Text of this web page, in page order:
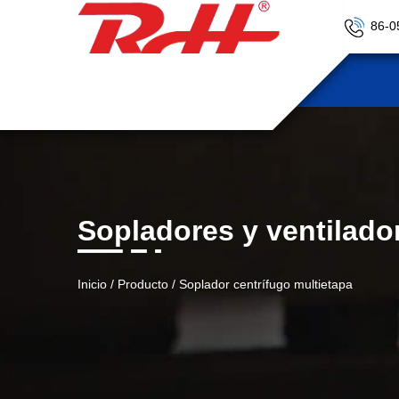
86-
Sopladores y
Inicio / Producto / Soplador centrífugo multietapa